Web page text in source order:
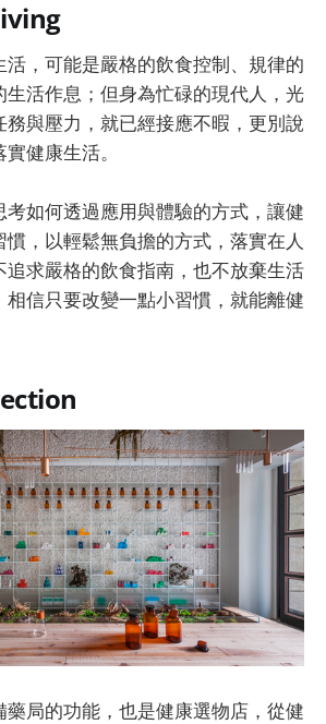
活，可能是嚴格的飲食控制、規律的
生活作息；但身為忙碌的現代人，光
務與壓力，就已經接應不暇，更別說
健康生活。
考如何透過應用與體驗的方式，讓健
，以輕鬆無負擔的方式，落實在人
追求嚴格的飲食指南，也不放棄生活
相信只要改變一點小習慣，就能離健
局的功能，也是健康選物店，從健